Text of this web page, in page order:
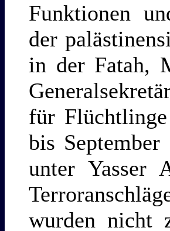
Funktionen
der
in der Fatah,
für
bis
unter Yasser
wurden nicht